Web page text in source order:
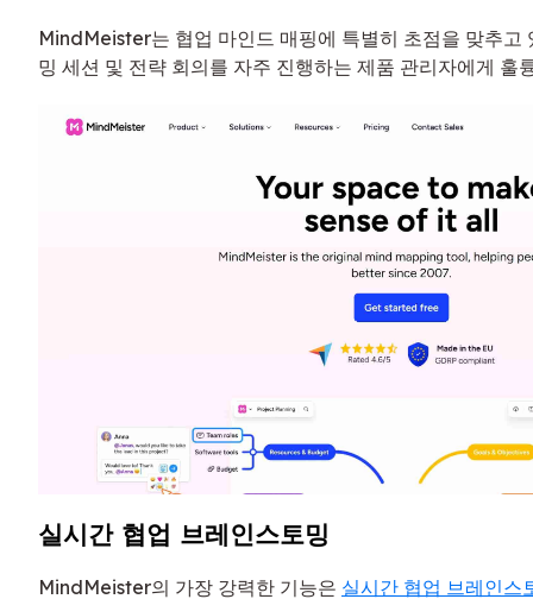
MindMeister는 협업 마인드 매핑에 특별히 초점을 맞추고
밍 세션 및 전략 회의를 자주 진행하는 제품 관리자에게 훌
실시간 협업 브레인스토밍
MindMeister의 가장 강력한 기능은 실시간 협업 브레인스